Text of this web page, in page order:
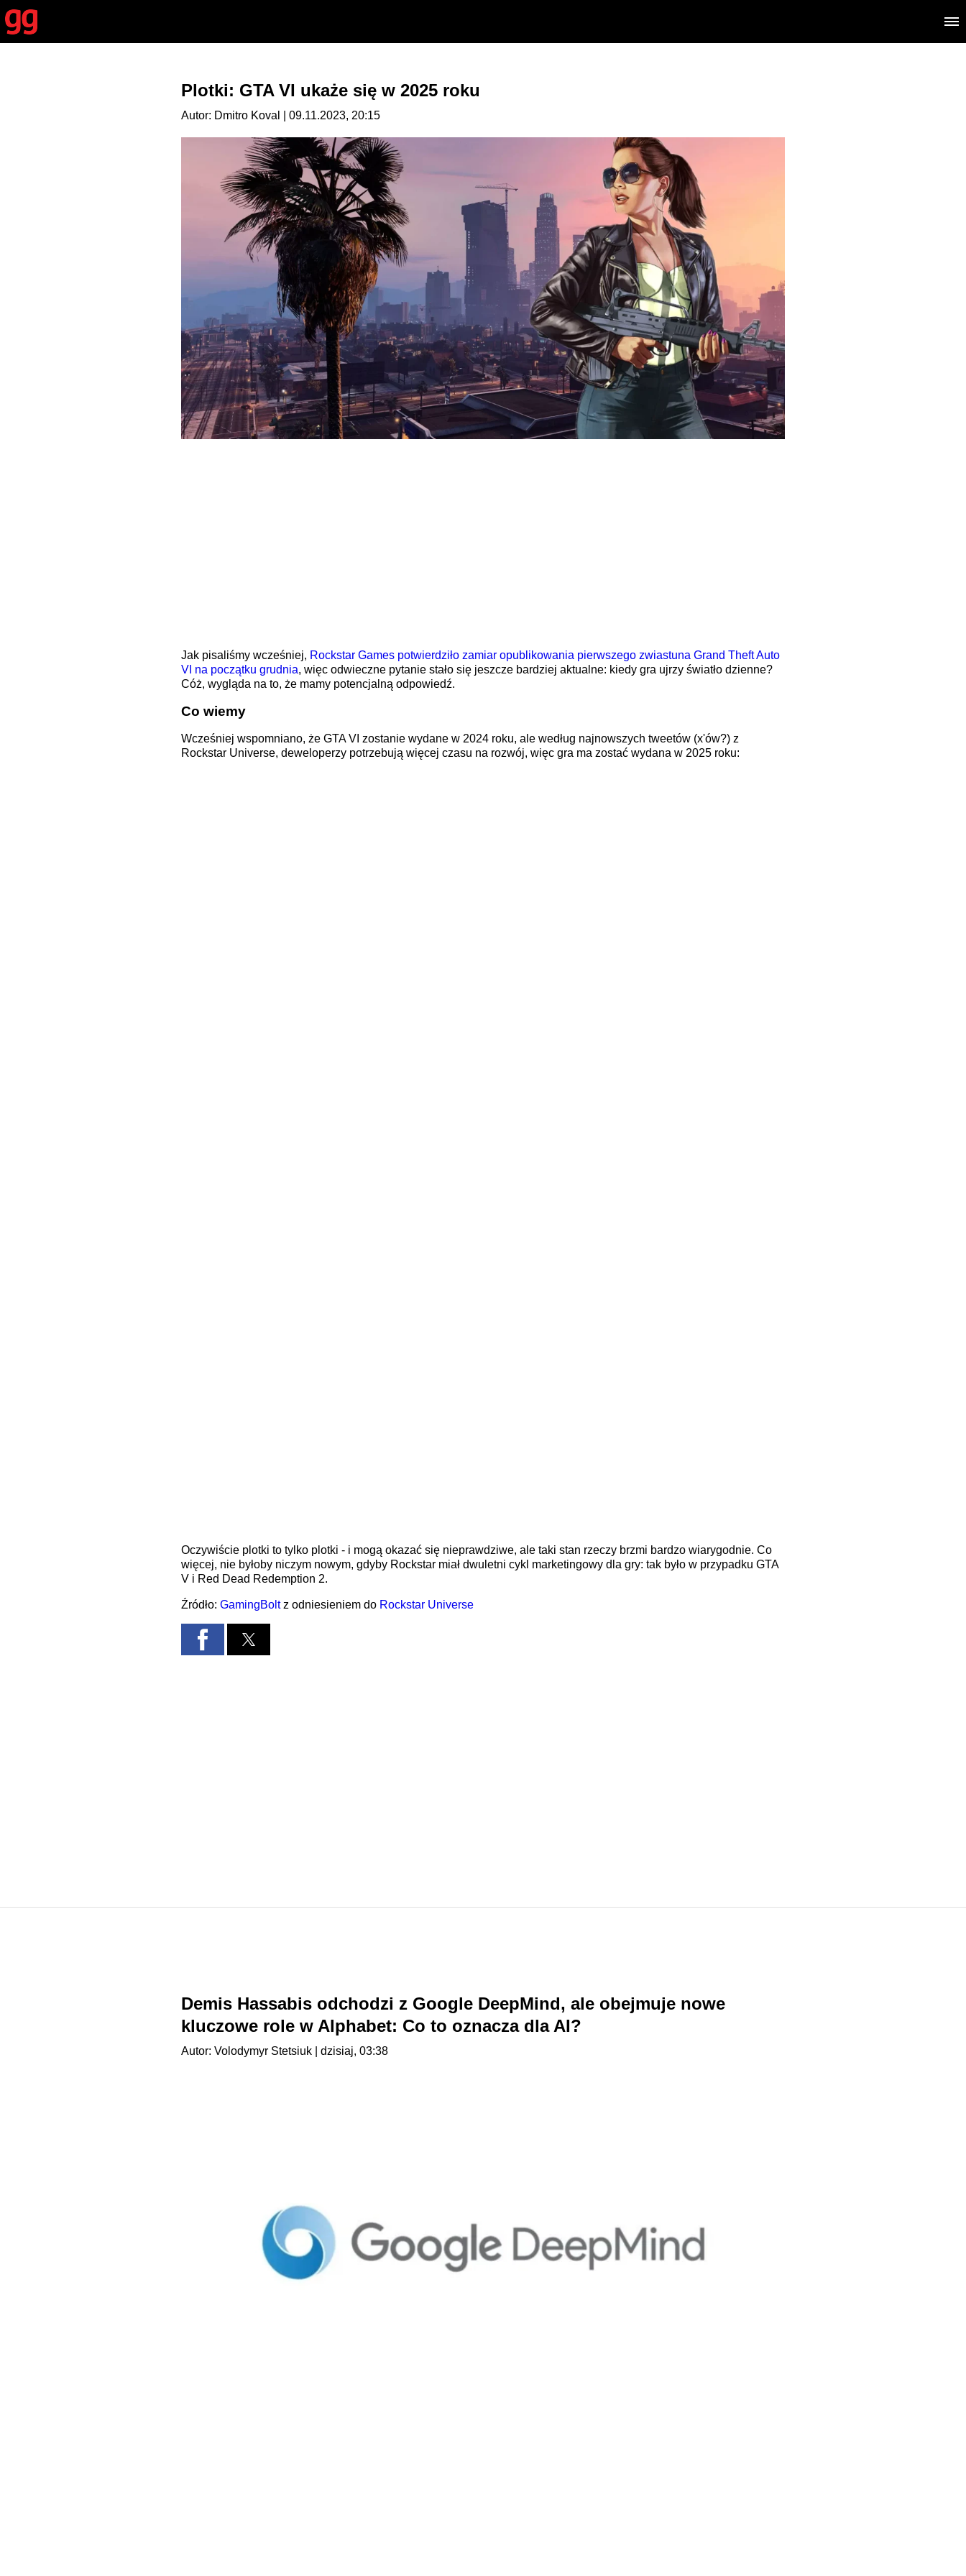
Plotki: GTA VI ukaże się w 2025 roku
Autor: Dmitro Koval | 09.11.2023, 20:15
Jak pisaliśmy wcześniej, Rockstar Games potwierdziło zamiar opublikowania pierwszego zwiastuna Grand Theft Auto
VI na początku grudnia, więc odwieczne pytanie stało się jeszcze bardziej aktualne: kiedy gra ujrzy światło dzienne?
Cóż, wygląda na to, że mamy potencjalną odpowiedź.
Co wiemy
Wcześniej wspomniano, że GTA VI zostanie wydane w 2024 roku, ale według najnowszych tweetów (x'ów?) z
Rockstar Universe, deweloperzy potrzebują więcej czasu na rozwój, więc gra ma zostać wydana w 2025 roku:
Oczywiście plotki to tylko plotki - i mogą okazać się nieprawdziwe, ale taki stan rzeczy brzmi bardzo wiarygodnie. Co
więcej, nie byłoby niczym nowym, gdyby Rockstar miał dwuletni cykl marketingowy dla gry: tak było w przypadku GTA
V i Red Dead Redemption 2.
Źródło: GamingBoltz odniesieniem do Rockstar Universe